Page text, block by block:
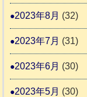
2023年8月 (32)
2023年7月 (31)
2023年6月 (30)
2023年5月 (30)